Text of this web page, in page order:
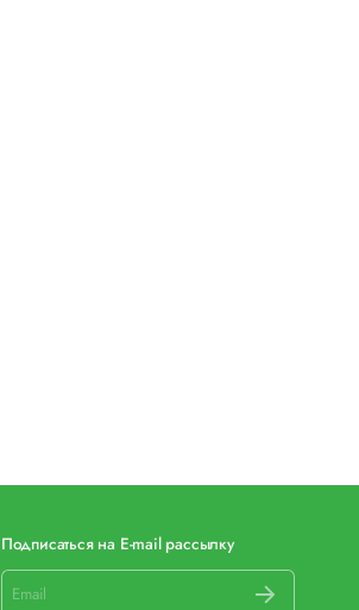
Подписаться на E-mail рассылку